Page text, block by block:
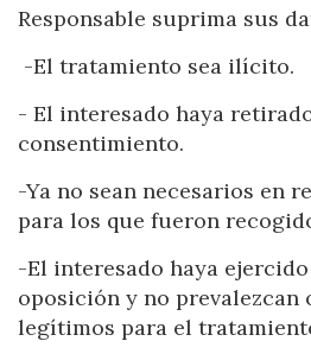
Responsable suprima sus
-El tratamiento sea ilícito.
- El interesado haya
consentimiento.
-Ya no sean necesarios en
para los que fueron
-El interesado haya
oposición y no prevalezcan
legítimos para el